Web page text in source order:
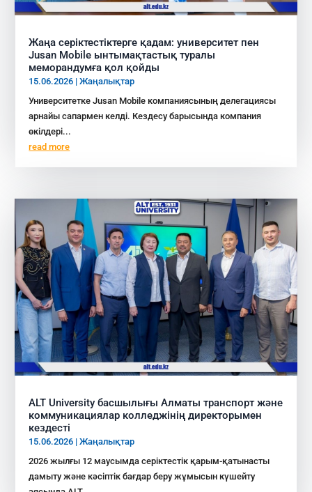
Жаңа серіктестіктерге қадам: университет пен
Jusan Mobile ынтымақтастық туралы
меморандумға қол қойды
15.06.2026 |Жаңалықтар
Университетке Jusan Mobile компаниясының делегациясы
арнайы сапармен келді. Кездесу барысында компания
өкілдері...
read more
ALT University басшылығы Алматы транспорт және
коммуникациялар колледжінің директорымен
кездесті
15.06.2026 |Жаңалықтар
2026 жылғы 12 маусымда серіктестік қарым-қатынасты
дамыту және кәсіптік бағдар беру жұмысын күшейту